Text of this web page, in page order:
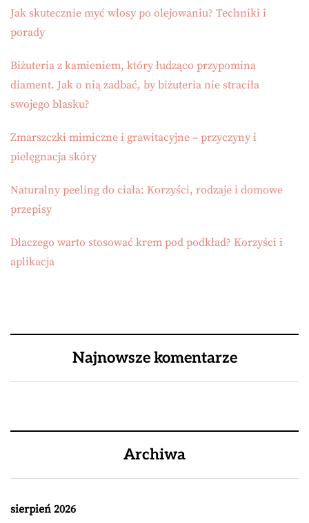
Jak skutecznie myć włosy po olejowaniu? Techniki i
porady
Biżuteria z kamieniem, który łudząco przypomina
diament. Jak o nią zadbać, by biżuteria nie straciła
swojego blasku?
Zmarszczki mimiczne i grawitacyjne – przyczyny i
pielęgnacja skóry
Naturalny peeling do ciała: Korzyści, rodzaje i domowe
przepisy
Dlaczego warto stosować krem pod podkład? Korzyści i
aplikacja
Najnowsze komentarze
Archiwa
sierpień 2026